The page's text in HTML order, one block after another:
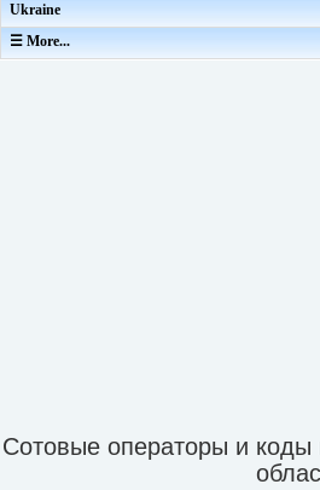
Ukraine
☰ More...
Сотовые операторы и